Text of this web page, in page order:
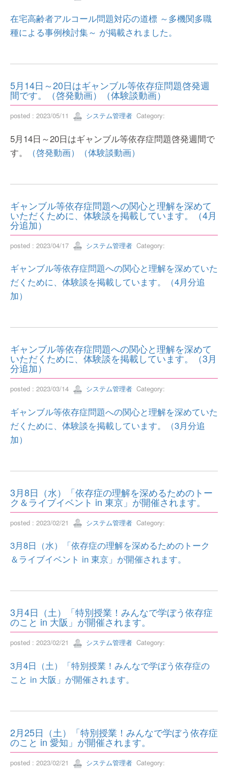
在宅高齢者アルコール問題対応の道標 ～多機関多職
種による事例検討集～ が掲載されました。
5月14日～20日はギャンブル等依存症問題啓発週
間です。（啓発動画）（体験談動画）
posted : 2023/05/11 システム管理者 Category:
5月14日～20日はギャンブル等依存症問題啓発週間で
す。
（啓発動画） （体験談動画）
ギャンブル等依存症問題への関心と理解を深めて
いただくために、体験談を掲載しています。（4月
分追加）
posted : 2023/04/17 システム管理者 Category:
ギャンブル等依存症問題への関心と理解を深めていた
だくために、体験談を掲載しています。（4月分追
加）
ギャンブル等依存症問題への関心と理解を深めて
いただくために、体験談を掲載しています。（3月
分追加）
posted : 2023/03/14 システム管理者 Category:
ギャンブル等依存症問題への関心と理解を深めていた
だくために、体験談を掲載しています。（3月分追
加）
3月8日（水）「依存症の理解を深めるためのトー
ク＆ライブイベント in 東京」が開催されます。
posted : 2023/02/21 システム管理者 Category:
3月8日（水）「依存症の理解を深めるためのトーク
＆ライブイベント in 東京」が開催されます。
3月4日（土）「特別授業！みんなで学ぼう依存症
のこと in 大阪」が開催されます。
posted : 2023/02/21 システム管理者 Category:
3月4日（土）「特別授業！みんなで学ぼう依存症の
こと in 大阪」が開催されます。
2月25日（土）「特別授業！みんなで学ぼう依存症
のこと in 愛知」が開催されます。
posted : 2023/02/21 システム管理者 Category: